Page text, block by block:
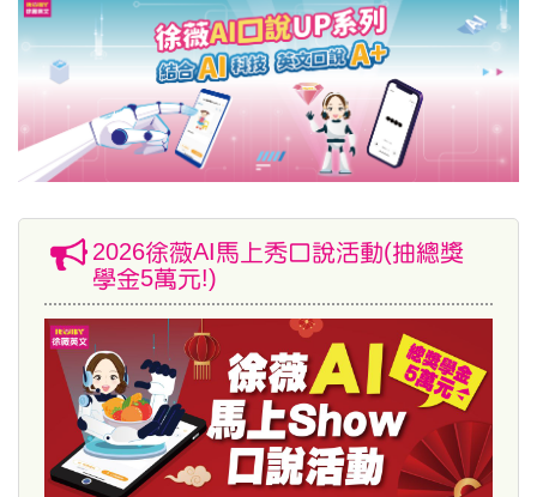
2026徐薇AI馬上秀口說活動(抽總獎
學金5萬元!)